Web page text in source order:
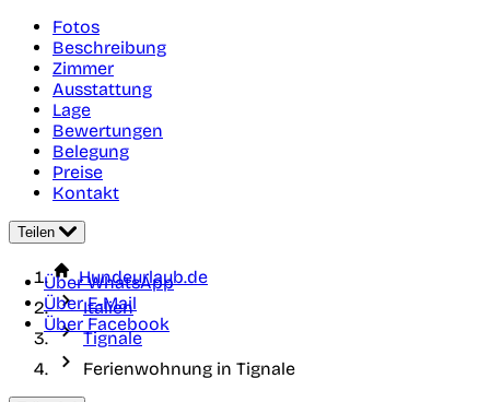
Fotos
Beschreibung
Zimmer
Ausstattung
Lage
Bewertungen
Belegung
Preise
Kontakt
Teilen
Über WhatsApp
Über E-Mail
Über Facebook
Hundeurlaub.de
Italien
Tignale
Ferienwohnung in Tignale